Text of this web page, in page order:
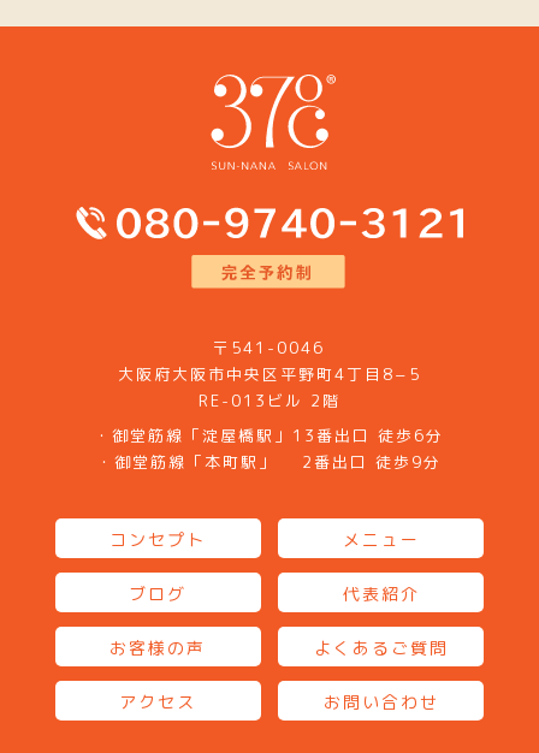
〒541-0046
大阪府大阪市中央区平野町4丁目8−5
RE-013ビル 2階
・御堂筋線「淀屋橋駅」13番出口 徒歩6分
・御堂筋線「本町駅」 2番出口 徒歩9分
コンセプト メニュー
ブログ 代表紹介
お客様の声 よくあるご質問
アクセス お問い合わせ